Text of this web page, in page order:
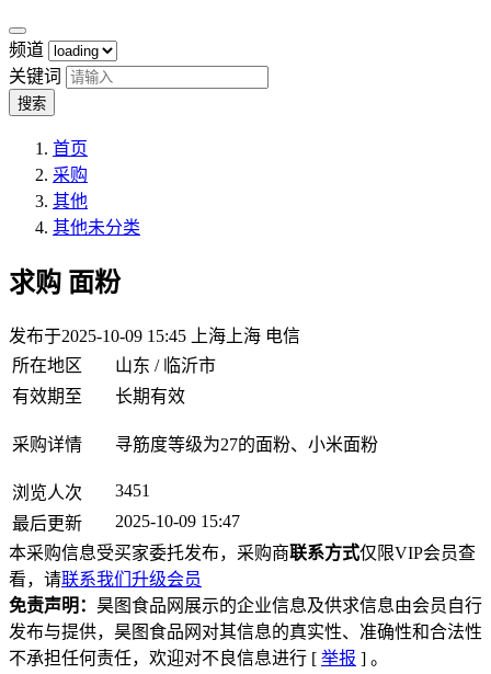
频道
关键词
搜索
首页
采购
其他
其他未分类
求购 面粉
发布于2025-10-09 15:45
上海上海 电信
所在地区
山东 / 临沂市
有效期至
长期有效
采购详情 寻筋度等级为27的面粉、小米面粉
浏览人次
3451
最后更新
2025-10-09 15:47
本采购信息受买家委托发布，采购商联系方式仅限VIP会员查
看，请联系我们升级会员
免责声明： 昊图食品网展示的企业信息及供求信息由会员自行
发布与提供，昊图食品网对其信息的真实性、准确性和合法性
不承担任何责任，欢迎对不良信息进行 [ 举报 ] 。